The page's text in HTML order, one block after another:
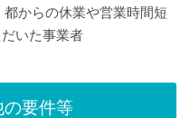
からの休業や営業時間短
いた事業者
要件等